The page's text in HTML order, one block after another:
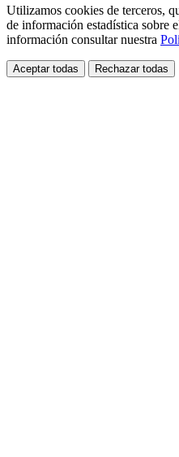
Utilizamos cookies de terceros,
de información estadística sobre
información consultar nuestra
Aceptar todas Rechazar todas